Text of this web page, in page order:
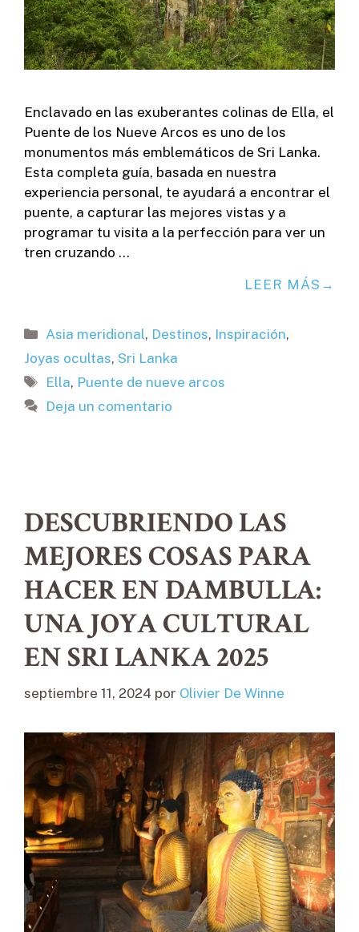
Enclavado en las exuberantes colinas de Ella, el
Puente de los Nueve Arcos es uno de los
monumentos más emblemáticos de Sri Lanka.
Esta completa guía, basada en nuestra
experiencia personal, te ayudará a encontrar el
puente, a capturar las mejores vistas y a
programar tu visita a la perfección para ver un
tren cruzando …
LEER MÁS
Categorías
Asia meridional, Destinos, Inspiración,
Joyas ocultas, Sri Lanka
Etiquetas
Ella, Puente de nueve arcos
Deja un comentario
DESCUBRIENDO LAS
MEJORES COSAS PARA
HACER EN DAMBULLA:
UNA JOYA CULTURAL
EN SRI LANKA 2025
septiembre 11, 2024 por Olivier De Winne